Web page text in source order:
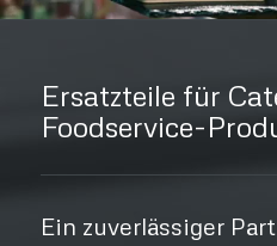
Ersatzteile für
Foodservice-
Ein zuverlässiger